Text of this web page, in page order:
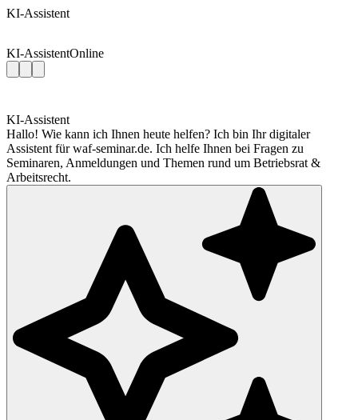
KI-Assistent
KI-AssistentOnline
KI-Assistent
Hallo! Wie kann ich Ihnen heute helfen? Ich bin Ihr digitaler
Assistent für waf-seminar.de. Ich helfe Ihnen bei Fragen zu
Seminaren, Anmeldungen und Themen rund um Betriebsrat &
Arbeitsrecht.